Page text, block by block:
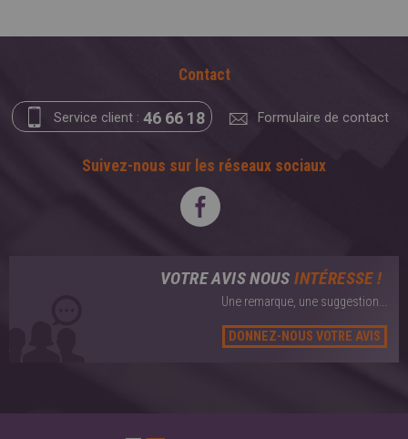
Contact
Service client : 46 66 18 Formulaire de contact
Suivez-nous sur les réseaux sociaux
VOTRE AVIS NOUSINTÉRESSE !
Une remarque, une suggestion...
DONNEZ-NOUS VOTRE AVIS